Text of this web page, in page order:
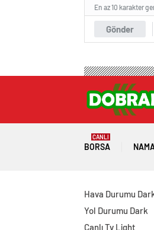
Gönder
En az 10 karakter
BORSA
CANLI
Hava Durumu
Yol Durumu Dark
Canlı Tv Light